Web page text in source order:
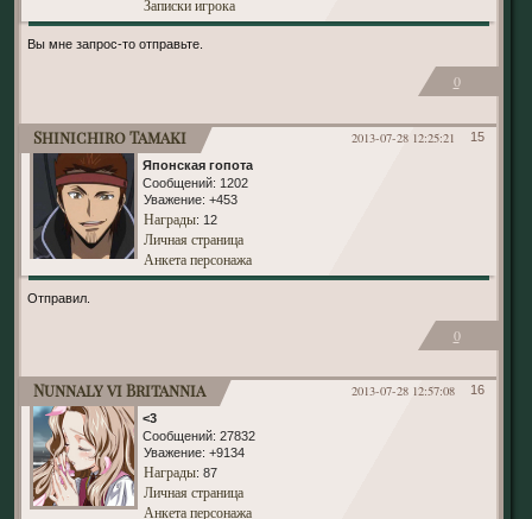
Записки игрока
Вы мне запрос-то отправьте.
0
15
2013-07-28 12:25:21
Shinichiro Tamaki
Японская гопота
Сообщений: 1202
Уважение: +453
Награды: 12
Личная страница
Анкета персонажа
Отправил.
0
16
2013-07-28 12:57:08
Nunnaly vi Britannia
<3
Сообщений: 27832
Уважение: +9134
Награды: 87
Личная страница
Анкета персонажа